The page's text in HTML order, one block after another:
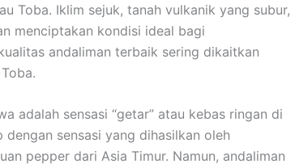
Toba. Iklim sejuk, tanah vulkanik yang subur,
menciptakan kondisi ideal bagi
andaliman terbaik sering dikaitkan
adalah sensasi “getar” atau kebas ringan di
sensasi yang dihasilkan oleh
pepper dari Asia Timur. Namun, andaliman